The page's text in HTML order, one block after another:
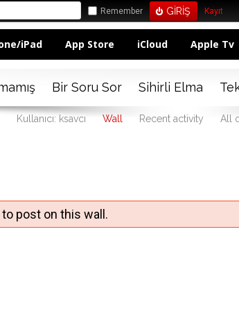
Remember Kayıt
iPad App Store iCloud Apple Tv
Bir Soru Sor Sihirli Elma
Kullanıcı: ksavcı Wall Recent activity All
to post on this wall.